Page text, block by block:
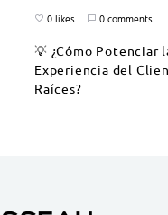
0 likes
0 comments
💡 ¿Cómo Potenciar
Experiencia del
Raíces?